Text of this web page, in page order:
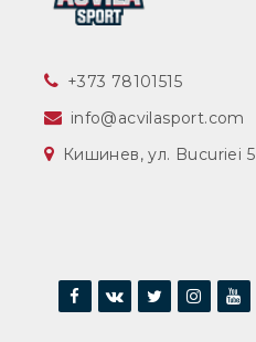
‎+373 78101515
info@acvilasport.com
Кишинев, ул. Bucuriei 5